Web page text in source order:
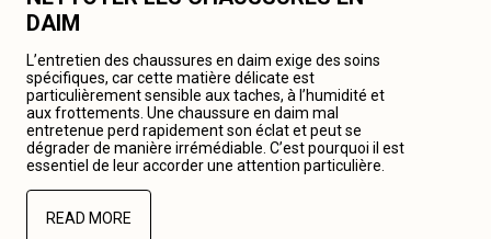
DAIM
L’entretien des chaussures en daim exige des soins
spécifiques, car cette matière délicate est
particulièrement sensible aux taches, à l’humidité et
aux frottements. Une chaussure en daim mal
entretenue perd rapidement son éclat et peut se
dégrader de manière irrémédiable. C’est pourquoi il est
essentiel de leur accorder une attention particulière.
READ MORE